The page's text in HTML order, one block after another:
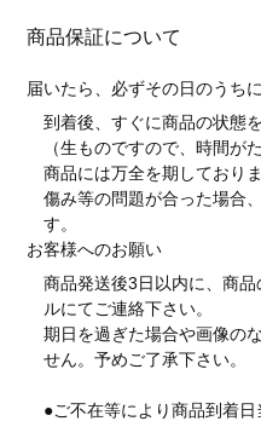
商品保証について
届いたら、必ずその日のうち
到着後、すぐに商品の状態
（生ものですので、時間が
商品には万全を期しており
傷み等の問題が合った場合
す。
お客様へのお願い
商品発送後3日以内に、商
ルにてご連絡下さい。
期日を過ぎた場合や画像の
せん。予めご了承下さい。
●ご不在等により商品到着